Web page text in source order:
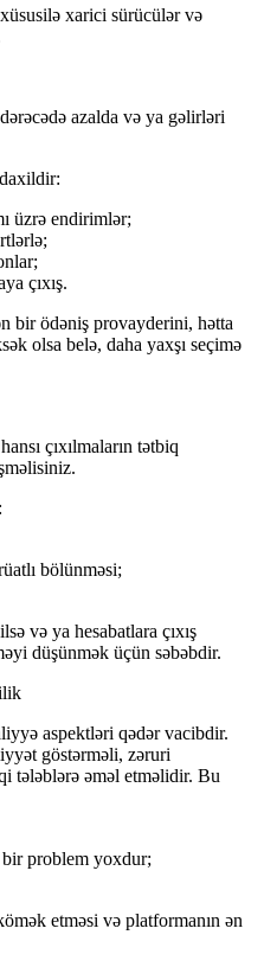
xarici sürücülər və
azalda və ya gəlirləri
üzrə endirimlər;
çıxış.
bir ödəniş provayderini, hətta
olsa belə, daha yaxşı seçimə
çıxılmaların tətbiq
bölünməsi;
və ya hesabatlara çıxış
düşünmək üçün səbəbdir.
aspektləri qədər vacibdir.
göstərməli, zəruri
tələblərə əməl etməlidir. Bu
problem yoxdur;
etməsi və platformanın ən